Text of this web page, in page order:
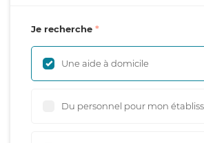
Je recherche
Une aide à domicile
Du personnel pour mon